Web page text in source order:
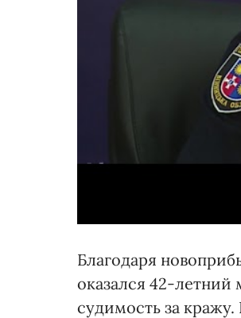
Благодаря
оказался 42-
судимость за